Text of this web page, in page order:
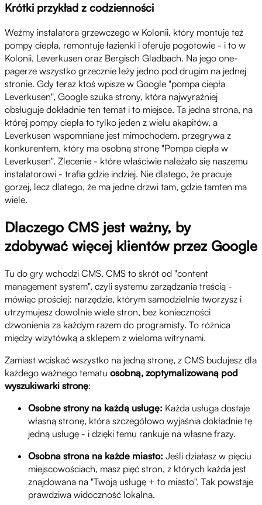
Krótki przykład z codzienności
Weźmy instalatora grzewczego w Kolonii, który montuje też
pompy ciepła, remontuje łazienki i oferuje pogotowie - i to w
Kolonii, Leverkusen oraz Bergisch Gladbach. Na jego one-
pagerze wszystko grzecznie leży jedno pod drugim na jednej
stronie. Gdy teraz ktoś wpisze w Google "pompa ciepła
Leverkusen", Google szuka strony, która najwyraźniej
obsługuje dokładnie ten temat i to miejsce. Ta jedna strona, na
której pompy ciepła to tylko jeden z wielu akapitów, a
Leverkusen wspomniane jest mimochodem, przegrywa z
konkurentem, który ma osobną stronę "Pompa ciepła w
Leverkusen". Zlecenie - które właściwie należało się naszemu
instalatorowi - trafia gdzie indziej. Nie dlatego, że pracuje
gorzej, lecz dlatego, że ma jedne drzwi tam, gdzie tamten ma
wiele.
Dlaczego CMS jest ważny, by
zdobywać więcej klientów przez Google
Tu do gry wchodzi CMS. CMS to skrót od "content
management system", czyli systemu zarządzania treścią -
mówiąc prościej: narzędzie, którym samodzielnie tworzysz i
utrzymujesz dowolnie wiele stron, bez konieczności
dzwonienia za każdym razem do programisty. To różnica
między wizytówką a sklepem z wieloma witrynami.
Zamiast wciskać wszystko na jedną stronę, z CMS budujesz dla
każdego ważnego tematu osobną, zoptymalizowaną pod
wyszukiwarki stronę:
Osobne strony na każdą usługę: Każda usługa dostaje
własną stronę, która szczegółowo wyjaśnia dokładnie tę
jedną usługę - i dzięki temu rankuje na własne frazy.
Osobna strona na każde miasto: Jeśli działasz w pięciu
miejscowościach, masz pięć stron, z których każda jest
znajdowana na "Twoją usługę + to miasto". Tak powstaje
prawdziwa widoczność lokalna.